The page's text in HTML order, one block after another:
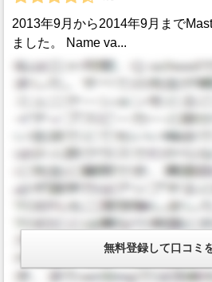
2013年9月から2014年9月まで
ました。 Name va...